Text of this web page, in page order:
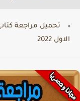
الاول 2022